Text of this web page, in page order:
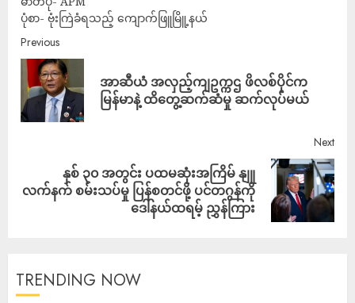
ပုံစာ- ဗုံးကြဲခံရသည့် ကျောက်ဖြူမြိူ့နယ်
Previous
အာဆီယံ အလှည့်ကျဥက္ကဌ ဖိလစ်ပိုင်က
မြန်မာနဲ့ ထိတွေ့ဆက်ဆံမှု ဆက်လုပ်မယ်
Next
နှစ် ၃၀ အတွင်း ပထမဆုံးအကြိမ် နျူ
လက်နက် စမ်းသပ်မှု ပြန်စတင်ဖို့ ပင်တဂွန်ကို
ဒေါ်နယ်ထရမ့် ညွှန်ကြား
TRENDING NOW